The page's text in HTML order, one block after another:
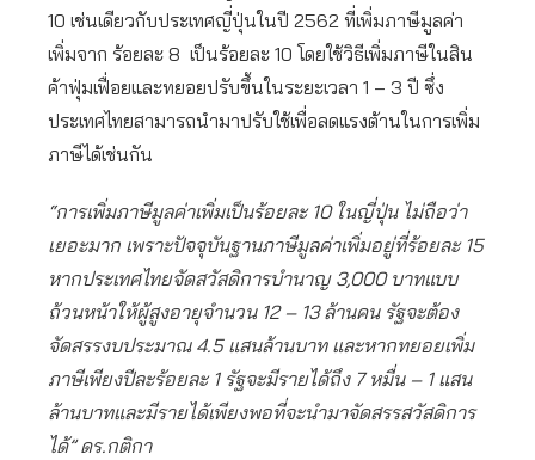
10 เช่นเดียวกับประเทศญี่ปุ่นในปี 2562 ที่เพิ่มภาษีมูลค่า
เพิ่มจาก ร้อยละ 8 เป็นร้อยละ 10 โดยใช้วิธีเพิ่มภาษีในสิน
ค้าฟุ่มเฟื่อยและทยอยปรับขึ้นในระยะเวลา 1 – 3 ปี ซึ่ง
ประเทศไทยสามารถนำมาปรับใช้เพื่อลดแรงต้านในการเพิ่ม
ภาษีได้เช่นกัน
“การเพิ่มภาษีมูลค่าเพิ่มเป็นร้อยละ 10 ในญี่ปุ่น ไม่ถือว่า
เยอะมาก เพราะปัจจุบันฐานภาษีมูลค่าเพิ่มอยู่ที่ร้อยละ 15
หากประเทศไทยจัดสวัสดิการบำนาญ 3,000 บาทแบบ
ถ้วนหน้าให้ผู้สูงอายุจำนวน 12 – 13 ล้านคน รัฐจะต้อง
จัดสรรงบประมาณ 4.5 แสนล้านบาท และหากทยอยเพิ่ม
ภาษีเพียงปีละร้อยละ 1 รัฐจะมีรายได้ถึง 7 หมื่น – 1 แสน
ล้านบาทและมีรายได้เพียงพอที่จะนำมาจัดสรรสวัสดิการ
ได้” ดร.กติกา